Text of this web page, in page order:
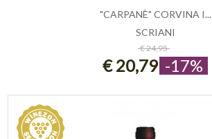
ESAURITO
"CARPANÈ" CORVINA I...
SCRIANI
€ 24,95
€ 20,79 -17%